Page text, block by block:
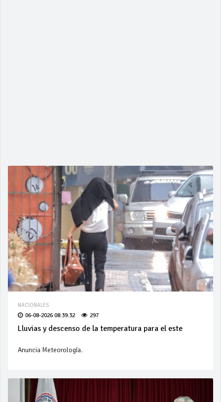
NACIONALES
06-08-2026 08:39:32 297
Lluvias y descenso de la temperatura para el este
Anuncia Meteorología.